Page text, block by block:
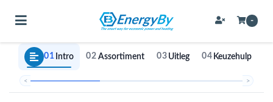
(Bevestigingsmateriaal / schroeven)
Toggle navigation -
01 Intro 02 Assortiment 03 Uitleg 04 Keuzehulp
< >